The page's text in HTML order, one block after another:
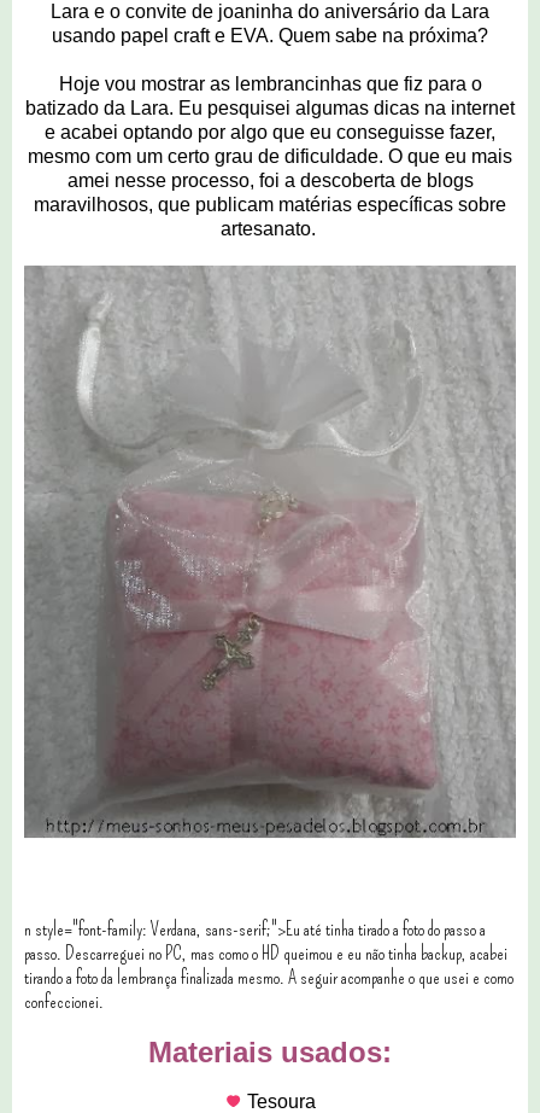
Lara e o convite de joaninha do aniversário da Lara
usando papel craft e EVA. Quem sabe na próxima?
Hoje vou mostrar as lembrancinhas que fiz para o
batizado da Lara. Eu pesquisei algumas dicas na internet
e acabei optando por algo que eu conseguisse fazer,
mesmo com um certo grau de dificuldade. O que eu mais
amei nesse processo, foi a descoberta de blogs
maravilhosos, que publicam matérias específicas sobre
artesanato.
n style="font-family: Verdana, sans-serif;">Eu até tinha tirado a foto do passo a
passo. Descarreguei no PC, mas como o HD queimou e eu não tinha backup, acabei
tirando a foto da lembrança finalizada mesmo. A seguir acompanhe o que usei e como
confeccionei.
Materiais usados:
Tesoura